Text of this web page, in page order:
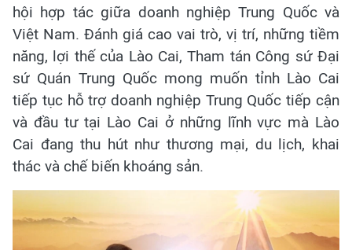
hội hợp tác giữa doanh nghiệp Trung Quốc và
Việt Nam. Đánh giá cao vai trò, vị trí, những tiềm
năng, lợi thế của Lào Cai, Tham tán Công sứ Đại
sứ Quán Trung Quốc mong muốn tỉnh Lào Cai
tiếp tục hỗ trợ doanh nghiệp Trung Quốc tiếp cận
và đầu tư tại Lào Cai ở những lĩnh vực mà Lào
Cai đang thu hút như thương mại, du lịch, khai
thác và chế biến khoáng sản.